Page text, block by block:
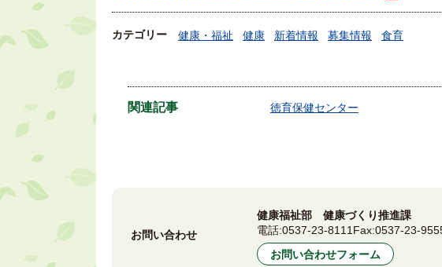
カテゴリー 健康・福祉 健康 新着情報 募集情報 食育
関連記事 徳育保健センター
お問い合わせ
健康福祉部 健康づくり推進課
電話:0537-23-8111 Fax:0537-23-
お問い合わせフォーム